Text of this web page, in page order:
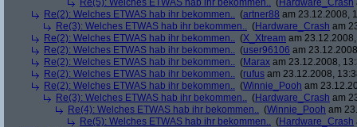
Re(5): Welches ETWAS hab ihr bekommen.. (Hardware_Crash
Re(2): Welches ETWAS hab ihr bekommen.. (artner88 am 23.12.2008,
Re(3): Welches ETWAS hab ihr bekommen.. (Hardware_Crash am
Re(2): Welches ETWAS hab ihr bekommen.. (X_Xtream am
Re(2): Welches ETWAS hab ihr bekommen.. (user96106 am
Re(2): Welches ETWAS hab ihr bekommen.. (Marax am 23.12.2008,
Re(2): Welches ETWAS hab ihr bekommen.. (rufus am 23.12.2008,
Re(2): Welches ETWAS hab ihr bekommen.. (Winnie_Pooh am
Re(3): Welches ETWAS hab ihr bekommen.. (Hardware_Crash am
Re(4): Welches ETWAS hab ihr bekommen.. (Winnie_Pooh am
Re(5): Welches ETWAS hab ihr bekommen.. (Hardware_Crash